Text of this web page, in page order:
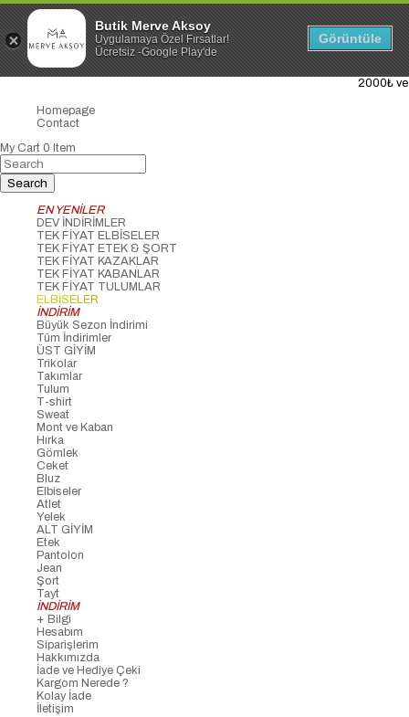
2000₺ ve
Homepage
Contact
My Cart 0 Item
EN YENİLER
DEV İNDİRİMLER
TEK FİYAT ELBİSELER
TEK FİYAT ETEK & ŞORT
TEK FİYAT KAZAKLAR
TEK FİYAT KABANLAR
TEK FİYAT TULUMLAR
ELBİSELER
İNDİRİM
Büyük Sezon İndirimi
Tüm İndirimler
ÜST GİYİM
Trikolar
Takımlar
Tulum
T-shirt
Sweat
Mont ve Kaban
Hırka
Gömlek
Ceket
Bluz
Elbiseler
Atlet
Yelek
ALT GİYİM
Etek
Pantolon
Jean
Şort
Tayt
İNDİRİM
+ Bilgi
Hesabım
Siparişlerim
Hakkımızda
İade ve Hediye Çeki
Kargom Nerede ?
Kolay İade
İletişim
Butik Merve Aksoy
Uygulamaya Özel Fırsatlar!
Ücretsiz -Google Play'de
Görüntüle